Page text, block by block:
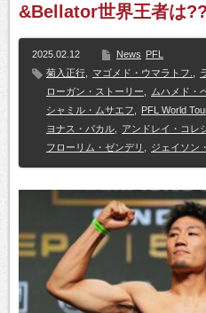
&Bellator世界王者は??
2025.02.12 News PFL
菊入正行
マゴメド・ウマラトフ.
ローガン・ストーリー
ムハメド・
シャミル・ムサエフ
PFL World
ヨナス・パカル
アンドレイ・コレ
フローリム・ゼンデリ
ジェイソン